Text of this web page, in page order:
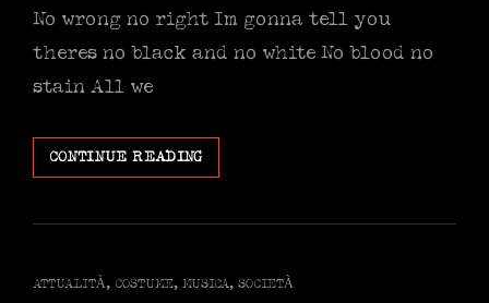
No wrong no right Im gonna tell you
theres no black and no white No blood no
stain All we
CONTINUE READINGFREDDY
MERCURY
CAT
ATTUALITÀ, COSTUME, MUSICA, SOCIETÀ